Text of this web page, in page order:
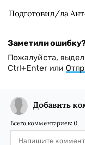
Подготовил/ла
Заметили
Пожалуйста,
Ctrl+Enter или
Добавить
Всего комментариев: 0